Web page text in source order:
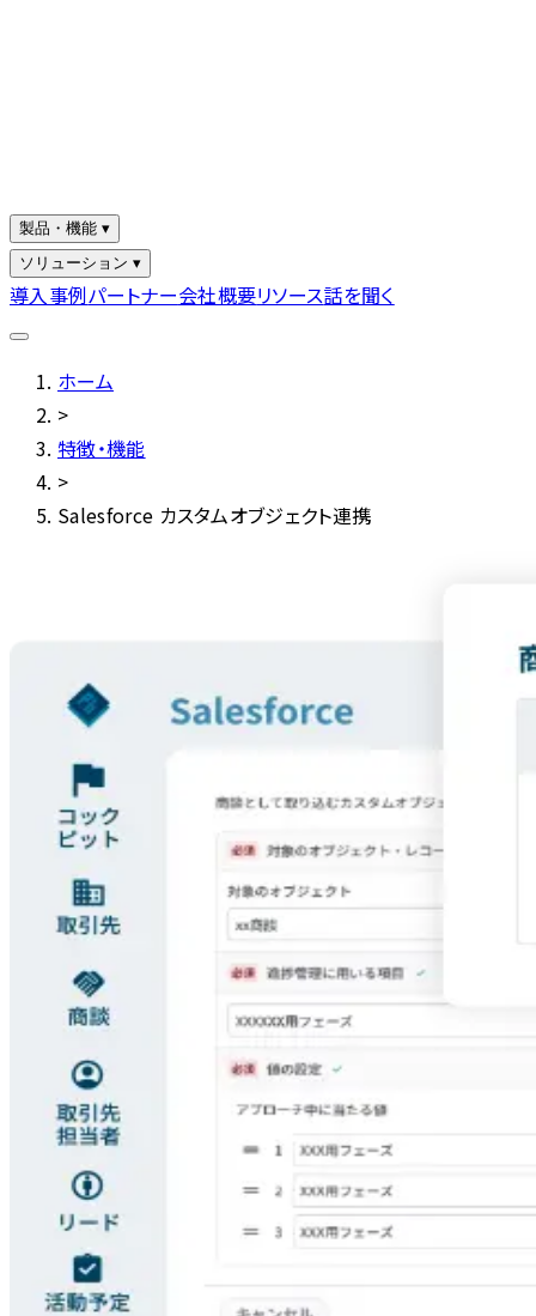
製品・機能 ▾
ソリューション ▾
導入事例パートナー会社概要リソース話を聞く
ホーム
>
特徴・機能
>
Salesforce カスタムオブジェクト連携